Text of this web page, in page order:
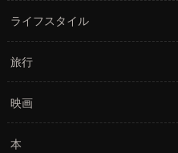
ライフスタイル
旅行
映画
本